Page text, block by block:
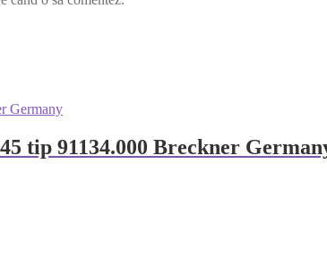
tip 91134.000 Breckner